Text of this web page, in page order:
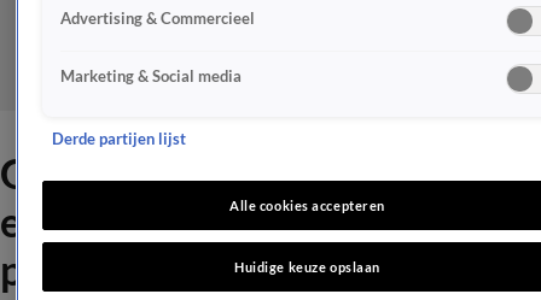
Gedupeerde Spoorloos
eerlijk over stoppen
programma
Advertising & Commercieel
Marketing & Social media
Derde partijen lijst
Alle cookies accepteren
Huidige keuze opslaan